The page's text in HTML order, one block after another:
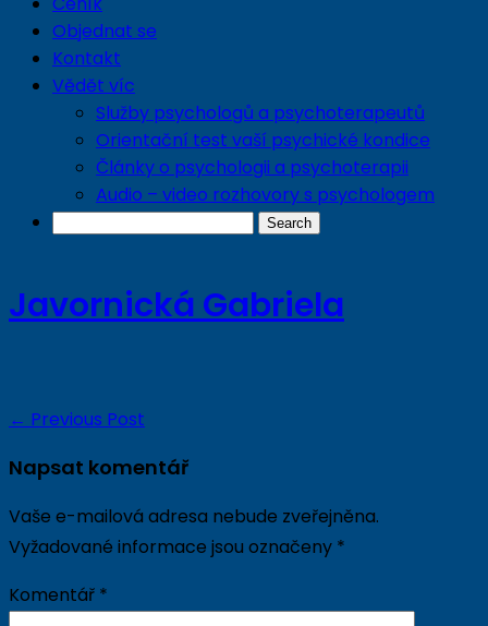
Objednat se
Kontakt
Vědět víc
Služby psychologů a psychoterapeutů
Orientační test vaší psychické kondice
Články o psychologii a psychoterapii
Audio – video rozhovory s psychologem
Javornická Gabriela
← Previous Post
Napsat komentář
Vaše e-mailová adresa nebude zveřejněna.
Vyžadované informace jsou označeny *
Komentář *